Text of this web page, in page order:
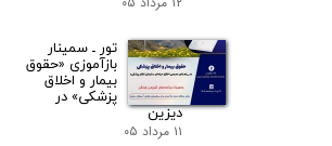
تور ـ سمینار
بازآموزی «حقوق
بیمار و اخلاق
پزشکی» در
دیزین
۱۱ مرداد ۰۵